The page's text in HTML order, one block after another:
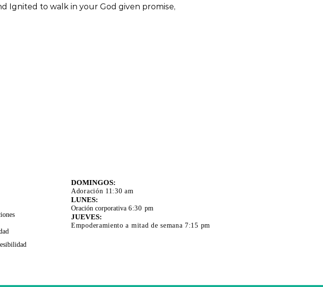
Ignited to walk in your God given promise,
DOMINGOS:
Adoración 11:30 am
LUNES:
Oración corporativa 6:30 pm
JUEVES:
Empoderamiento a mitad de semana 7:15 pm